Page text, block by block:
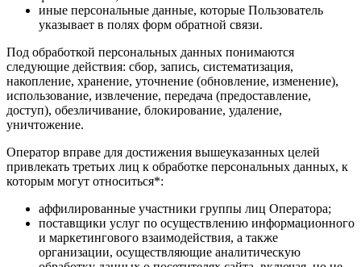
иные персональные данные, которые Пользователь
указывает в полях форм обратной связи.
Под обработкой персональных данных понимаются
следующие действия: сбор, запись, систематизация,
накопление, хранение, уточнение (обновление, изменение),
использование, извлечение, передача (предоставление,
доступ), обезличивание, блокирование, удаление,
уничтожение.
Оператор вправе для достижения вышеуказанных целей
привлекать третьих лиц к обработке персональных данных, к
которым могут относиться*:
аффилированные участники группы лиц Оператора;
поставщики услуг по осуществлению информационного
и маркетингового взаимодействия, а также
организации, осуществляющие аналитическую